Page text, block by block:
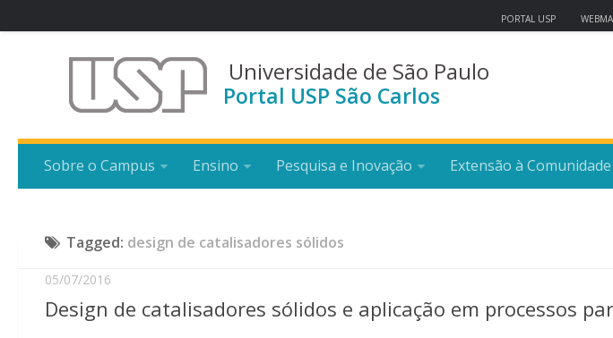
PORTAL USP
Universidade de São Paulo
Portal USP São Carlos
Sobre o Campus Ensino Pesquisa e Inovação Extensão à Comunidade
Tagged: design de catalisadores sólidos
05/07/2016
Design de catalisadores sólidos e aplicação em processos